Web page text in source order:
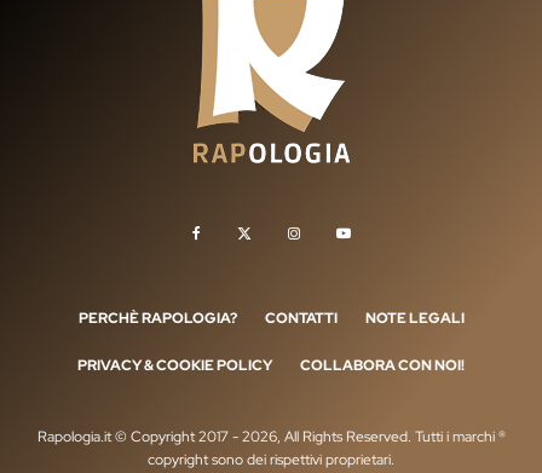
PERCHÈ RAPOLOGIA? CONTATTI NOTE LEGALI
PRIVACY & COOKIE POLICY COLLABORA CON NOI!
Rapologia.it © Copyright 2017 - 2026, All Rights Reserved. Tutti i marchi ®
copyright sono dei rispettivi proprietari.